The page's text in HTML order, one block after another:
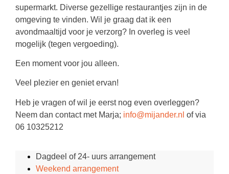
supermarkt. Diverse gezellige restaurantjes zijn in de
omgeving te vinden. Wil je graag dat ik een
avondmaaltijd voor je verzorg? In overleg is veel
mogelijk (tegen vergoeding).
Een moment voor jou alleen.
Veel plezier en geniet ervan!
Heb je vragen of wil je eerst nog even overleggen?
Neem dan contact met Marja; info@mijander.nl of via
06 10325212
Dagdeel of 24- uurs arrangement
Weekend arrangement